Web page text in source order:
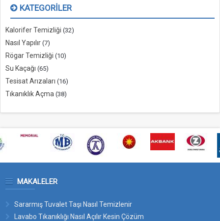
KATEGORILER
Kalorifer Temizliği (32)
Nasıl Yapılır (7)
Rögar Temizliği (10)
Su Kaçağı (65)
Tesisat Arızaları (16)
Tıkanıklık Açma (38)
MAKALELER
Sararmış Tuvalet Taşı Nasıl Temizlenir
Lavabo Tıkanıklığı Nasıl Açılır Kesin Çözüm